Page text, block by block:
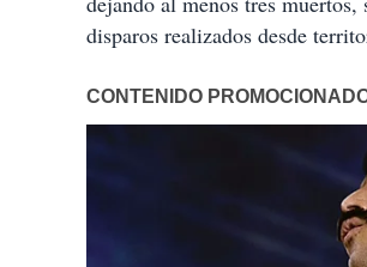
disparos realizados desde